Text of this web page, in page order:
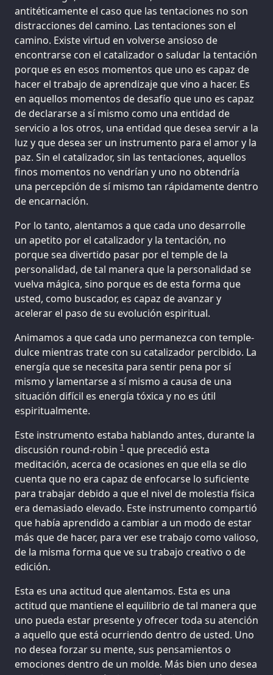
antitéticamente el caso que las tentaciones no son
distracciones del camino. Las tentaciones son el
camino. Existe virtud en volverse ansioso de
encontrarse con el catalizador o saludar la tentación
porque es en esos momentos que uno es capaz de
hacer el trabajo de aprendizaje que vino a hacer. Es
en aquellos momentos de desafío que uno es capaz
de declararse a sí mismo como una entidad de
servicio a los otros, una entidad que desea servir a la
luz y que desea ser un instrumento para el amor y la
paz. Sin el catalizador, sin las tentaciones, aquellos
finos momentos no vendrían y uno no obtendría
una percepción de sí mismo tan rápidamente dentro
de encarnación.
Por lo tanto, alentamos a que cada uno desarrolle
un apetito por el catalizador y la tentación, no
porque sea divertido pasar por el temple de la
personalidad, de tal manera que la personalidad se
vuelva mágica, sino porque es de esta forma que
usted, como buscador, es capaz de avanzar y
acelerar el paso de su evolución espiritual.
Animamos a que cada uno permanezca con temple-
dulce mientras trate con su catalizador percibido. La
energía que se necesita para sentir pena por sí
mismo y lamentarse a sí mismo a causa de una
situación difícil es energía tóxica y no es útil
espiritualmente.
Este instrumento estaba hablando antes, durante la
discusión round-robin 1 que precedió esta
meditación, acerca de ocasiones en que ella se dio
cuenta que no era capaz de enfocarse lo suficiente
para trabajar debido a que el nivel de molestia física
era demasiado elevado. Este instrumento compartió
que había aprendido a cambiar a un modo de estar
más que de hacer, para ver ese trabajo como valioso,
de la misma forma que ve su trabajo creativo o de
edición.
Esta es una actitud que alentamos. Esta es una
actitud que mantiene el equilibrio de tal manera que
uno pueda estar presente y ofrecer toda su atención
a aquello que está ocurriendo dentro de usted. Uno
no desea forzar su mente, sus pensamientos o
emociones dentro de un molde. Más bien uno desea